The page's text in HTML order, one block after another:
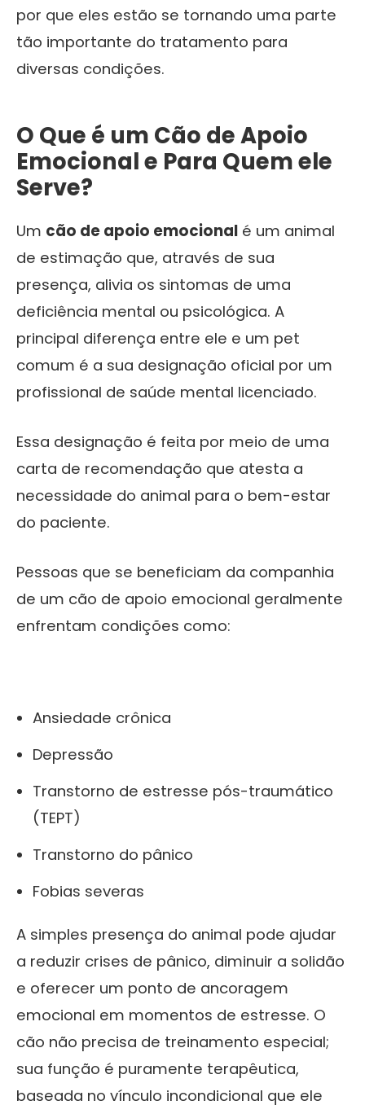
por que eles estão se tornando uma parte
tão importante do tratamento para
diversas condições.
O Que é um Cão de Apoio
Emocional e Para Quem ele
Serve?
Um cão de apoio emocional é um animal
de estimação que, através de sua
presença, alivia os sintomas de uma
deficiência mental ou psicológica. A
principal diferença entre ele e um pet
comum é a sua designação oficial por um
profissional de saúde mental licenciado.
Essa designação é feita por meio de uma
carta de recomendação que atesta a
necessidade do animal para o bem-estar
do paciente.
Pessoas que se beneficiam da companhia
de um cão de apoio emocional geralmente
enfrentam condições como:
Ansiedade crônica
Depressão
Transtorno de estresse pós-traumático
(TEPT)
Transtorno do pânico
Fobias severas
A simples presença do animal pode ajudar
a reduzir crises de pânico, diminuir a solidão
e oferecer um ponto de ancoragem
emocional em momentos de estresse. O
cão não precisa de treinamento especial;
sua função é puramente terapêutica,
baseada no vínculo incondicional que ele